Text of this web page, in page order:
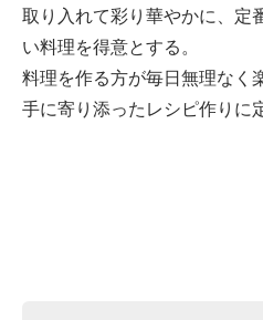
取り入れて彩り華やかに、定
い料理を得意とする。
料理を作る方が毎日無理なく
手に寄り添ったレシピ作りに